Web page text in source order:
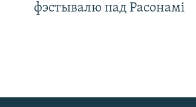
фэстывалю пад Расонамі